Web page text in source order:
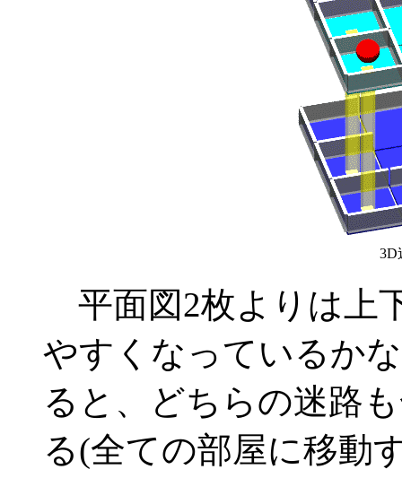
3D
平面図2枚よりは上
やすくなっているか
ると、どちらの迷路
る(全ての部屋に移動